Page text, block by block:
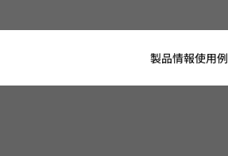
製品情報使用例